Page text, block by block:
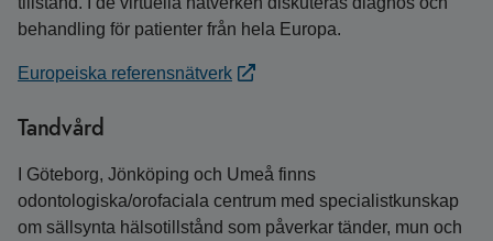
behandling för patienter från hela Europa.
Europeiska referensnätverk
Tandvård
I Göteborg, Jönköping och Umeå finns
odontologiska/orofaciala centrum med specialistkunskap
om sällsynta hälsotillstånd som påverkar tänder, mun och